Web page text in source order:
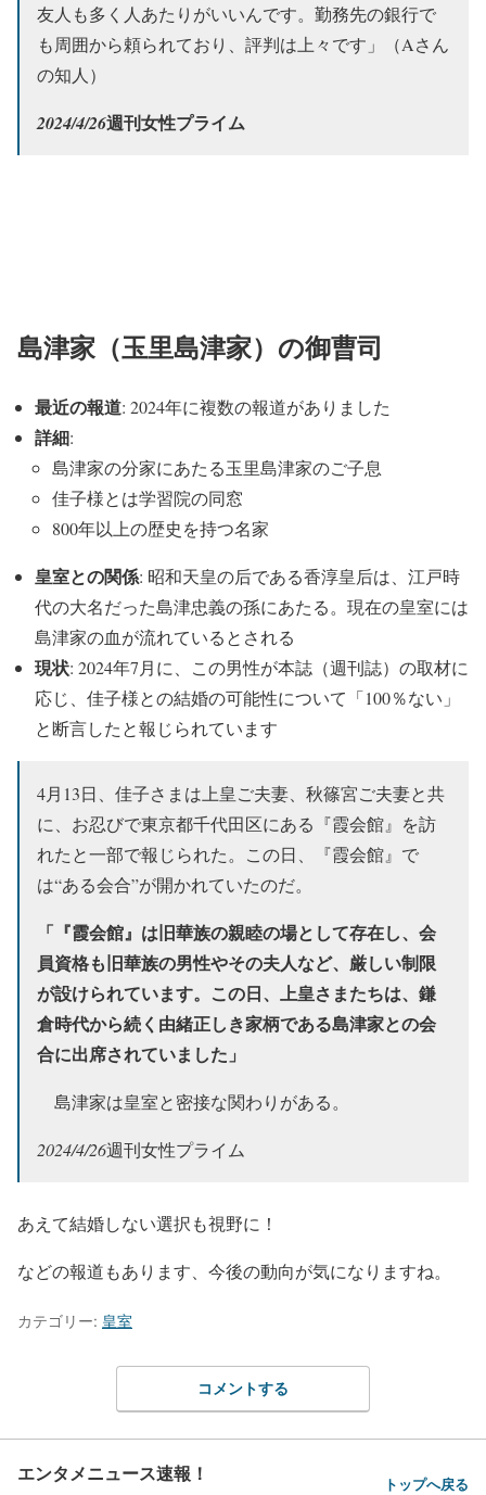
友人も多く人あたりがいいんです。勤務先の銀行で
も周囲から頼られており、評判は上々です」（Aさん
の知人）
2024/4/26週刊女性プライム
島津家（玉里島津家）の御曹司
最近の報道: 2024年に複数の報道がありました
詳細:
島津家の分家にあたる玉里島津家のご子息
佳子様とは学習院の同窓
800年以上の歴史を持つ名家
皇室との関係: 昭和天皇の后である香淳皇后は、江戸時
代の大名だった島津忠義の孫にあたる。現在の皇室には
島津家の血が流れているとされる
現状: 2024年7月に、この男性が本誌（週刊誌）の取材に
応じ、佳子様との結婚の可能性について「100％ない」
と断言したと報じられています
4月13日、佳子さまは上皇ご夫妻、秋篠宮ご夫妻と共
に、お忍びで東京都千代田区にある『霞会館』を訪
れたと一部で報じられた。この日、『霞会館』で
は“ある会合”が開かれていたのだ。
「『霞会館』は旧華族の親睦の場として存在し、会
員資格も旧華族の男性やその夫人など、厳しい制限
が設けられています。この日、上皇さまたちは、鎌
倉時代から続く由緒正しき家柄である島津家との会
合に出席されていました」
島津家は皇室と密接な関わりがある。
2024/4/26週刊女性プライム
あえて結婚しない選択も視野に！
などの報道もあります、今後の動向が気になりますね。
カテゴリー: 皇室
コメントする
エンタメニュース速報！ トップへ戻る